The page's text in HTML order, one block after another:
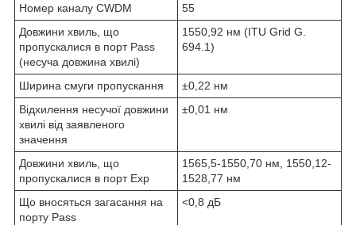
Номер каналу CWDM
55
Довжини хвиль, що
пропускалися в порт Pass
(несуча довжина хвилі)
1550,92 нм (ITU Grid G.
694.1)
Ширина смуги пропускання
±0,22 нм
Відхилення несучої довжини
хвилі від заявленого
значення
±0,01 нм
Довжини хвиль, що
пропускалися в порт Exp
1565,5-1550,70 нм, 1550,12-
1528,77 нм
Що вносяться загасання на
порту Pass
<0,8 дБ